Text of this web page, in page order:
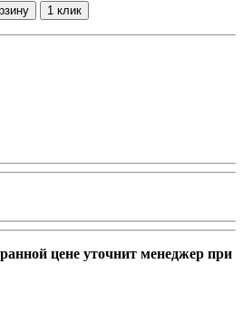
1 клик
цене уточнит менеджер при